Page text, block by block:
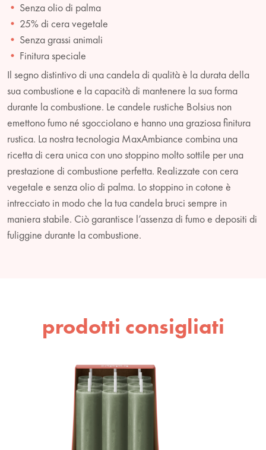
Senza olio di palma
25% di cera vegetale
Senza grassi animali
Finitura speciale
Il segno distintivo di una candela di qualità è la durata della
sua combustione e la capacità di mantenere la sua forma
durante la combustione. Le candele rustiche Bolsius non
emettono fumo né sgocciolano e hanno una graziosa finitura
rustica. La nostra tecnologia MaxAmbiance combina una
ricetta di cera unica con uno stoppino molto sottile per una
prestazione di combustione perfetta. Realizzate con cera
vegetale e senza olio di palma. Lo stoppino in cotone è
intrecciato in modo che la tua candela bruci sempre in
maniera stabile. Ciò garantisce l’assenza di fumo e depositi di
fuliggine durante la combustione.
prodotti consigliati